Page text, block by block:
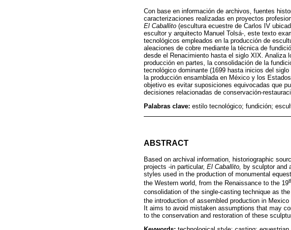
Con base en información de archivos, fuentes
caracterizaciones realizadas en proyectos
El Caballito (escultura ecuestre de Carlos IV
escultor y arquitecto Manuel Tolsá-, este texto
tecnológicos empleados en la producción de
aleaciones de cobre mediante la técnica de
desde el Renacimiento hasta el siglo XIX. Analiza
producción en partes, la consolidación de la
tecnológico dominante (1699 hasta inicios del
la producción ensamblada en México y los
objetivo es evitar suposiciones equivocadas que
decisiones relacionadas de conservación-
Palabras clave: estilo tecnológico; fundición;
ABSTRACT
Based on archival information, historiographic
projects -in particular, El Caballito, by sculptor and
styles used in the production of monumental
the Western world, from the Renaissance to the 19
consolidation of the single-casting technique as
the introduction of assembled production in
It aims to avoid mistaken assumptions that may
to the conservation and restoration of these